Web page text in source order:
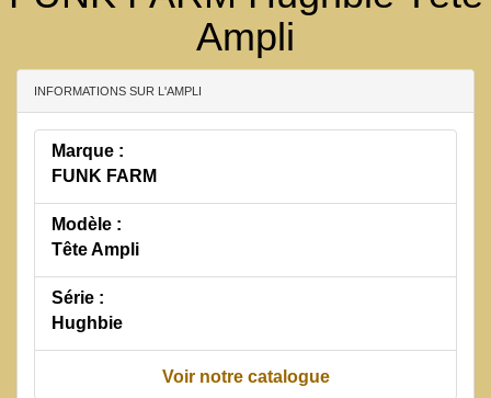
Ampli
INFORMATIONS SUR L'AMPLI
Marque :
FUNK FARM
Modèle :
Tête Ampli
Série :
Hughbie
Voir notre catalogue